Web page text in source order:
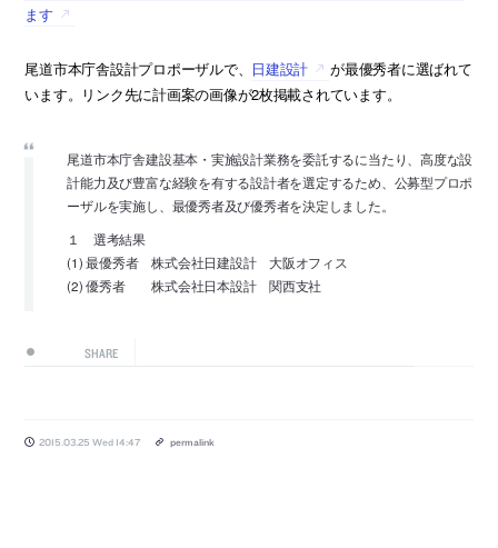
ます
尾道市本庁舎設計プロポーザルで、 日建設計
が最優秀者に選ばれて
います。リンク先に計画案の画像が2枚掲載されています。
尾道市本庁舎建設基本・実施設計業務を委託するに当たり、高度な設
計能力及び豊富な経験を有する設計者を選定するため、公募型プロポ
ーザルを実施し、最優秀者及び優秀者を決定しました。
１ 選考結果
(1) 最優秀者 株式会社日建設計 大阪オフィス
(2) 優秀者 株式会社日本設計 関西支社
SHARE
2015.03.25 Wed 14:47 permalink